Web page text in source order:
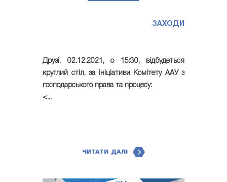
ЗАХОДИ
Друзі, 02.12.2021, о 15:30, відбудеться
круглий стіл , за ініціативи Комітету ААУ з
господарського права та процесу:
<...
ЧИТАТИ ДАЛІ